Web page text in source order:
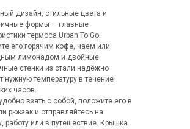
дизайн, стильные цвета и
формы — главные
термоса Urban To Go.
его горячим кофе, чаем или
лимонадом и двойные
стенки из стали надёжно
нужную температуру в течение
часов.
взять с собой, положите его в
рюкзак и отправляйтесь на
работу или в путешествие. Крышка